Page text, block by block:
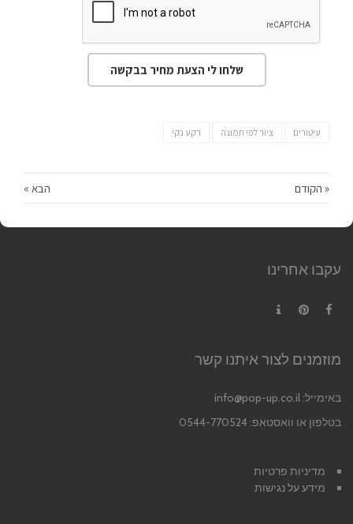
שלחו לי הצעת מחיר בבקשה
עיטורים ציור לפי תמונה רקע נקי
« הקודם הבא »
עקבו אחרינו
מוזמנים לצור איתנו קשר
באימייל: info@pop-up.co.il
בטלפון או וואסטאפ: 0544-770524
מדיניות פרטיות
מידע על נגישות